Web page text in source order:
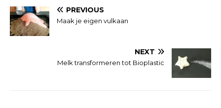
PREVIOUS
Maak je eigen vulkaan
NEXT
Melk transformeren tot Bioplastic